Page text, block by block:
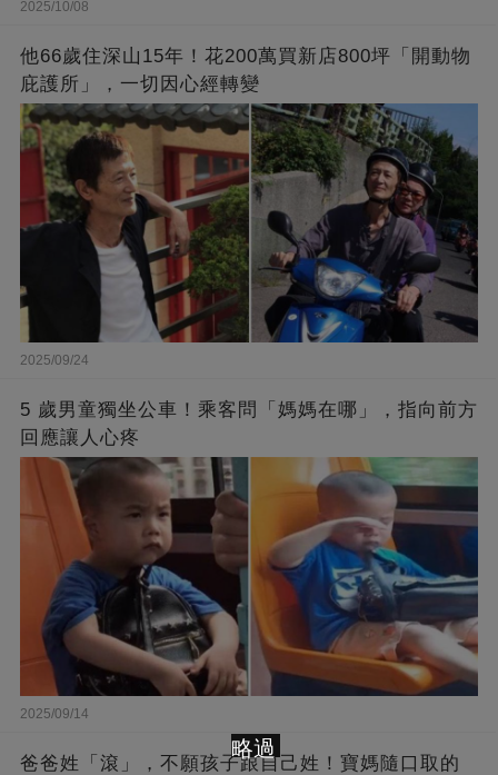
2025/10/08
他66歲住深山15年！花200萬買新店800坪「開動物
庇護所」，一切因心經轉變
2025/09/24
5 歲男童獨坐公車！乘客問「媽媽在哪」，指向前方
回應讓人心疼
2025/09/14
爸爸姓「滾」，不願孩子跟自己姓！寶媽隨口取的
略過